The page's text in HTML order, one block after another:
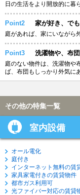
日の生活をより開放的に暮
Point2 家が好き、で
庭があれば、家にいながら
Point3 洗濯物や、布
庭のない物件は、洗濯物や
ば、布団もしっかり外気に
その他の特集一覧
室内設備
オール電化
庭付き
インターネット無料の賃
家具家電付きの賃貸物件
都市ガス利用可
光ファイバー対応の賃貸